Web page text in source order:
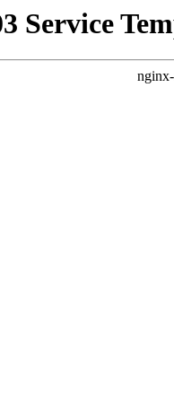
Service